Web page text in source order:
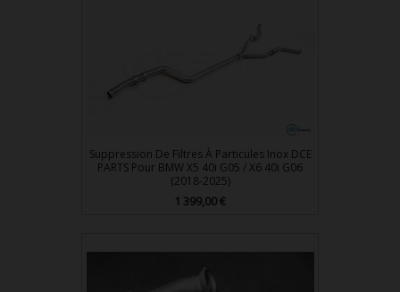
Suppression De Filtres À Particules Inox DCE
PARTS Pour BMW X5 40i G05 / X6 40i G06
(2018-2025)
Prix
1 399,00 €